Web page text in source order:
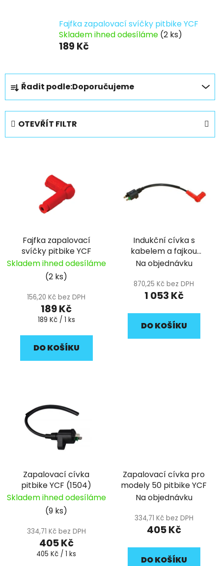
Fajfka zapalovací svíčky pitbike YCF
Skladem ihned odesíláme (2 ks)
189 Kč
Ř
a
z
e
n
í
Řadit podle:Doporučujeme
OTEVŘÍT FILTR
d
u
Fajfka zapalovací
svíčky pitbike YCF
Skladem ihned odesíláme
(2 ks)
156,20 Kč bez DPH
189 Kč
Měrná
189 Kč / 1 ks
DO KOŠÍKU
Indukční cívka s
kabelem a fajkou
pitbike YCF
Na objednávku
870,25 Kč bez DPH
1 053 Kč
DO KOŠÍKU
Zapalovací cívka
pitbike YCF (1504)
Skladem ihned odesíláme
(9 ks)
334,71 Kč bez DPH
405 Kč
Měrná
405 Kč / 1 ks
Zapalovací cívka pro
modely 50 pitbike YCF
Na objednávku
334,71 Kč bez DPH
405 Kč
DO KOŠÍKU